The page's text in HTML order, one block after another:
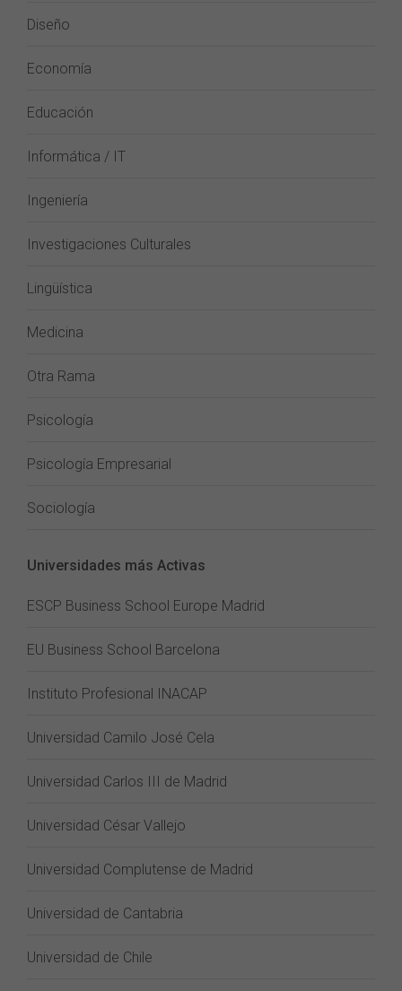
Diseño
Economía
Educación
Informática / IT
Ingeniería
Investigaciones Culturales
Lingüística
Medicina
Otra Rama
Psicología
Psicología Empresarial
Sociología
Universidades más Activas
ESCP Business School Europe Madrid
EU Business School Barcelona
Instituto Profesional INACAP
Universidad Camilo José Cela
Universidad Carlos III de Madrid
Universidad César Vallejo
Universidad Complutense de Madrid
Universidad de Cantabria
Universidad de Chile